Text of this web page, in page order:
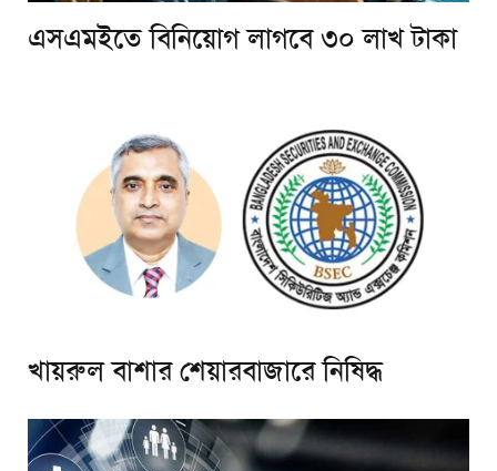
এসএমইতে বিনিয়োগ লাগবে ৩০ লাখ টাকা
খায়রুল বাশার শেয়ারবাজারে নিষিদ্ধ